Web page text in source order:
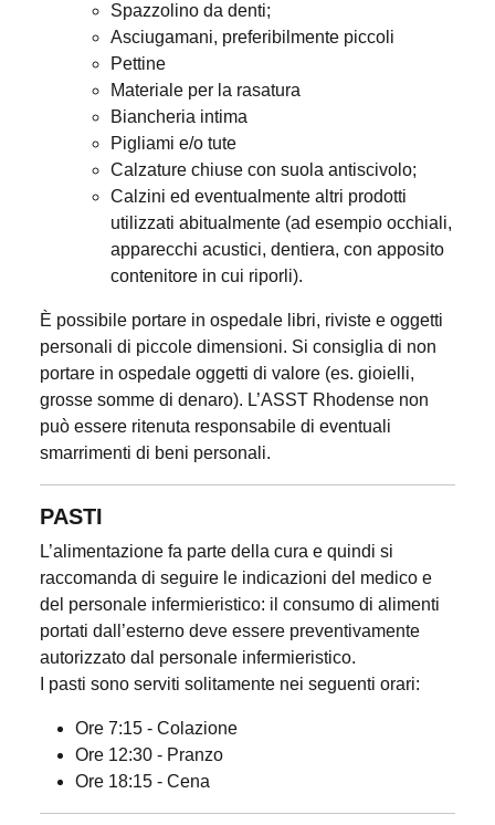
Spazzolino da denti;
Asciugamani, preferibilmente piccoli
Pettine
Materiale per la rasatura
Biancheria intima
Pigliami e/o tute
Calzature chiuse con suola antiscivolo;
Calzini ed eventualmente altri prodotti
utilizzati abitualmente (ad esempio occhiali,
apparecchi acustici, dentiera, con apposito
contenitore in cui riporli).
È possibile portare in ospedale libri, riviste e oggetti
personali di piccole dimensioni. Si consiglia di non
portare in ospedale oggetti di valore (es. gioielli,
grosse somme di denaro). L’ASST Rhodense non
può essere ritenuta responsabile di eventuali
smarrimenti di beni personali.
PASTI
L’alimentazione fa parte della cura e quindi si
raccomanda di seguire le indicazioni del medico e
del personale infermieristico: il consumo di alimenti
portati dall’esterno deve essere preventivamente
autorizzato dal personale infermieristico.
I pasti sono serviti solitamente nei seguenti orari:
Ore 7:15 - Colazione
Ore 12:30 - Pranzo
Ore 18:15 - Cena